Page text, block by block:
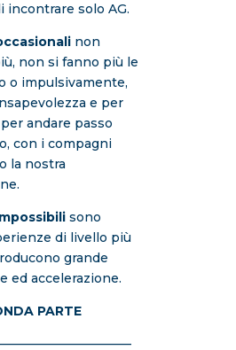
incontrare solo AG.
non
non si fanno più le
o impulsivamente,
e per
andare passo
con i compagni
la nostra
sono
di livello più
grande
ed accelerazione.
PARTE